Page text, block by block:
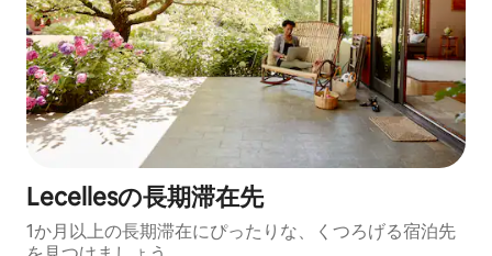
Lecellesの長期滞在先
1か月以上の長期滞在にぴったりな、くつろげる宿泊先